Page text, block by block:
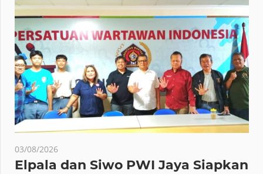
03/08/2026
Elpala dan Siwo PWI Jaya Siapkan